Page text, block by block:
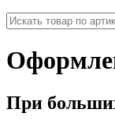
При